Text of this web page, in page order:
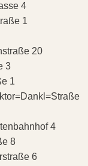
4
1
20
3
1
4
8
6